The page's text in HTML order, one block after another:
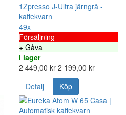
1Zpresso J-Ultra järngrå -
kaffekvarn
49x
Försäljning
+ Gåva
I lager
2 449,00 kr 2 199,00 kr
Detalj
Köp